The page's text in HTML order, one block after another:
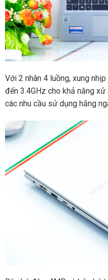
Với 2 nhân 4 luồng, xung
đến 3.4GHz cho khả năng
các nhu cầu sử dụng hằng